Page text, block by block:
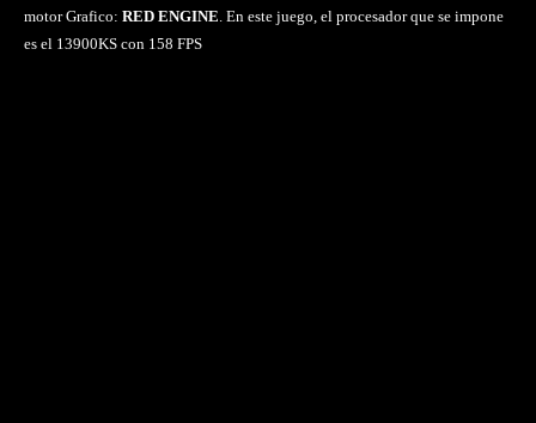
motor Grafico: RED ENGINE. En este juego, el procesador que se impone
es el 13900KS con 158 FPS